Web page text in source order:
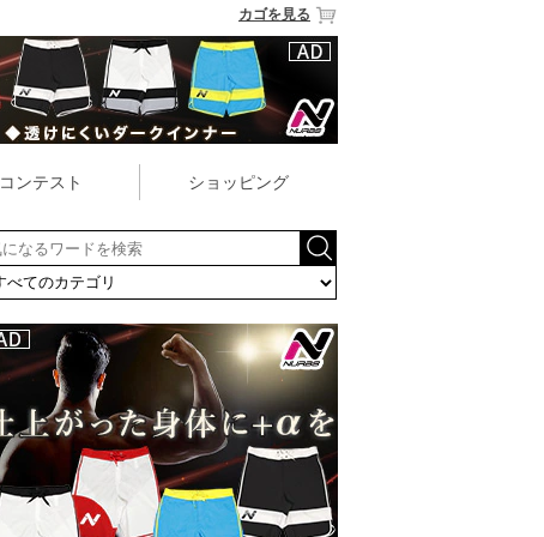
カゴを見る
コンテスト ショッピング